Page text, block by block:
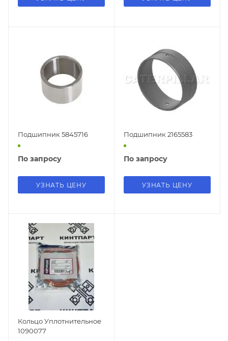
Подшипник 5845716
По запросу
УЗНАТЬ ЦЕНУ
Подшипник 2165583
По запросу
УЗНАТЬ ЦЕНУ
Кольцо Уплотнительное
1090077